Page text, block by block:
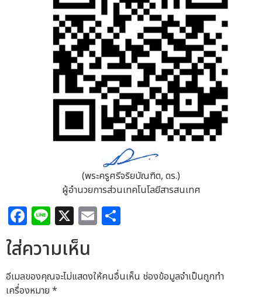
(พระครูศรีจริยบัณฑิต, ดร.)
ผู้อำนวยการส่วนเทคโนโลยีสารสนเทศ
Facebook
Line
X Email
ใส่ความเห็น
อีเมลของคุณจะไม่แสดงให้คนอื่นเห็น ช่องข้อมูลจำเป็นถูกทำ
เครื่องหมาย *